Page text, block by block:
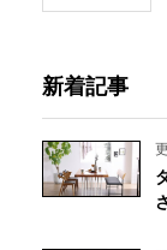
新着記事